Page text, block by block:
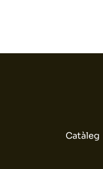
Catàleg